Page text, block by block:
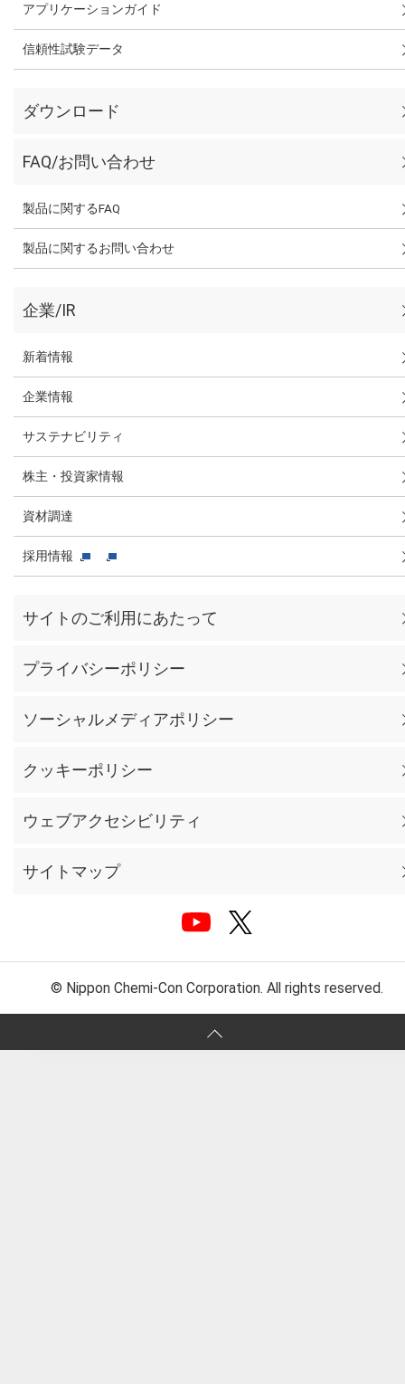
アプリケーションガイド
信頼性試験データ
ダウンロード
FAQ/お問い合わせ
製品に関するFAQ
製品に関するお問い合わせ
企業/IR
新着情報
企業情報
サステナビリティ
株主・投資家情報
資材調達
採用情報
サイトのご利用にあたって
プライバシーポリシー
ソーシャルメディアポリシー
クッキーポリシー
ウェブアクセシビリティ
サイトマップ
© Nippon Chemi-Con Corporation. All rights reserved.